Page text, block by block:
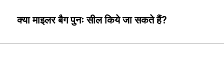
क्या माइलर बैग पुनः सील किये जा सकते हैं?